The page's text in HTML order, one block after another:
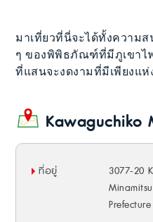
มาเที่ยวที่นี่จะได้ทั้งความ
ๆ ของพิพิธภัณฑ์ที่มีภูเขาไ
ที่แสนจะงดงามที่มีเพียงแห่
Kawaguchiko
ที่อยู่
3077-20